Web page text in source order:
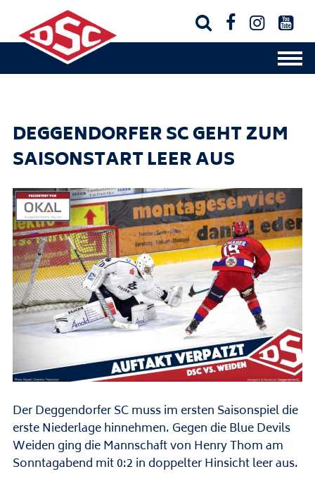
   
DEGGENDORFER SC GEHT ZUM
SAISONSTART LEER AUS
Der Deggendorfer SC muss im ersten Saisonspiel die
erste Niederlage hinnehmen. Gegen die Blue Devils
Weiden ging die Mannschaft von Henry Thom am
Sonntagabend mit 0:2 in doppelter Hinsicht leer aus.